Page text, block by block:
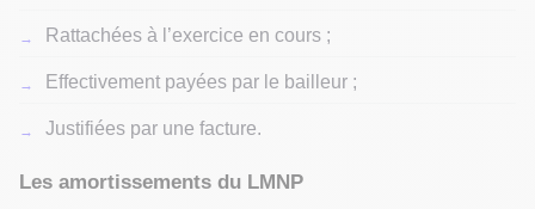
Rattachées à l’exercice en cours ;
Effectivement payées par le bailleur ;
Justifiées par une facture.
Les amortissements du LMNP